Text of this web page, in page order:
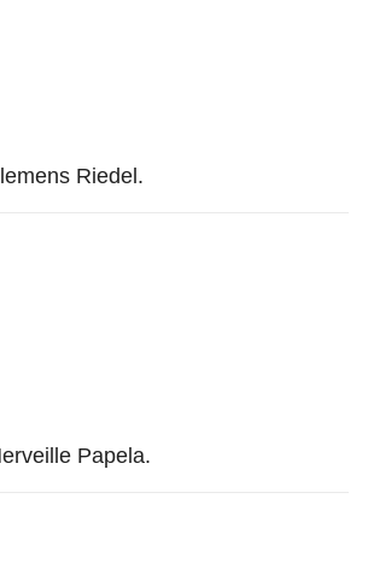
Riedel.
Papela.